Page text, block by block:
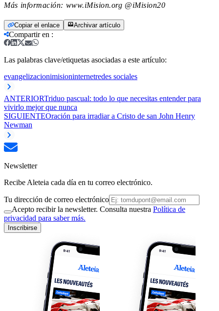
Más información: www.iMision.org @iMision20
Copiar el enlace Archivar artículo
Compartir en :
Las palabras clave/etiquetas asociadas a este artículo:
evangelizacionimisioninternetredes sociales
ANTERIORTriduo pascual: todo lo que necesitas entender para
vivirlo mejor que nunca
SIGUIENTEOración para irradiar a Cristo de san John Henry
Newman
Newsletter
Recibe Aleteia cada día en tu correo electrónico.
Tu dirección de correo electrónico
Acepto recibir la newsletter. Consulta nuestra Política de
privacidad para saber más.
Inscribirse